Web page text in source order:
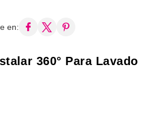
en:
360° Para Lavado